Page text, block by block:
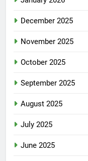
December 2025
November 2025
October 2025
September 2025
August 2025
July 2025
June 2025